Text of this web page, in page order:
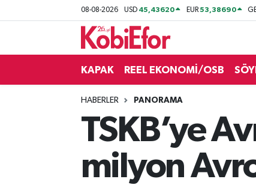
08-08-2026 USD 45,43620 EUR53,38690
KAPAK REEL EKONOMİ/OSB
HABERLER PANORAMA
TSKB’ye
milyon
BİLİŞİM PANO